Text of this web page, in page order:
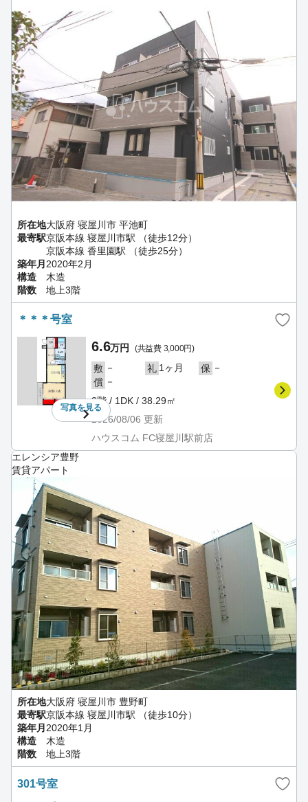
所在地大阪府 寝屋川市 平池町
最寄駅京阪本線 寝屋川市駅 （徒歩12分）
京阪本線 香里園駅 （徒歩25分）
築年月2020年2月
構造
木造
階数
地上3階
＊＊＊号室
写真を見る
6.6万円 (共益費 3,000円)
敷 － 礼 1ヶ月 保 －
償 －
3階 / 1DK / 38.29㎡
2026/08/06 更新
ハウスコム FC寝屋川駅前店
エレンシア豊野
賃貸アパート
所在地大阪府 寝屋川市 豊野町
最寄駅京阪本線 寝屋川市駅 （徒歩10分）
築年月 2020年1月
構造
木造
階数
地上3階
301号室